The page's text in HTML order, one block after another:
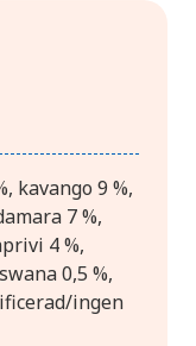
kavango 9 %,
7 %,
4 %,
0,5 %,
ingen